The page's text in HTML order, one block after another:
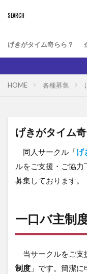
げきがタイム奇らら？
HOME 各種募集
げきがタイム
同人サークル「げ
ルをご支援・ご協力
募集しております。
一口バ主制
当サークルをご支
制度 」です。簡潔